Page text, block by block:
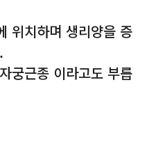
위치하며 생리양을 증
궁근종 이라고도 부릅